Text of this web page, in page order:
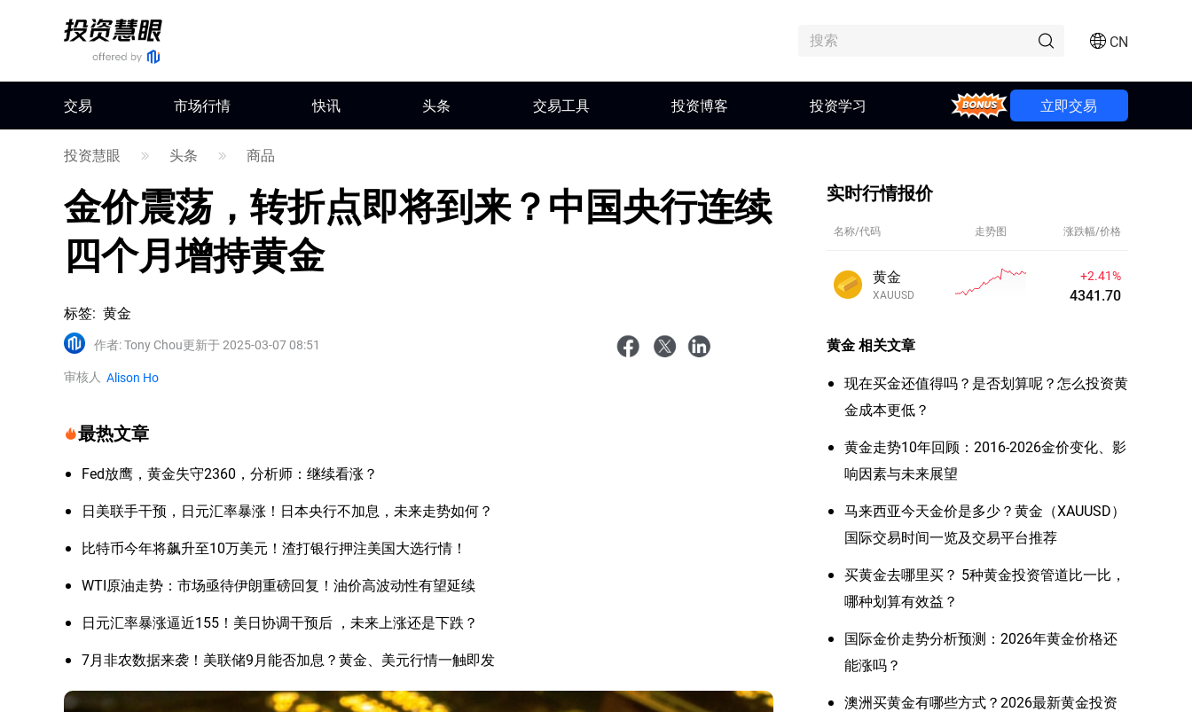
CN
交易 市场行情 快讯 头条 交易工具 投资博客 投资学习 Bonus 立即交易
投资慧眼 头条 商品
金价震荡，转折点即将到来？中国央行连续
四个月增持黄金
标签: 黄金
作者:Tony Chou更新于 2025-03-07 08:51
审核人 Alison Ho
最热文章
Fed放鹰，黄金失守2360，分析师：继续看涨？
日美联手干预，日元汇率暴涨！日本央行不加息，未来走势如何？
比特币今年将飙升至10万美元！渣打银行押注美国大选行情！
WTI原油走势：市场亟待伊朗重磅回复！油价高波动性有望延续
日元汇率暴涨逼近155！美日协调干预后 ，未来上涨还是下跌？
7月非农数据来袭！美联储9月能否加息？黄金、美元行情一触即发
实时行情报价
名称/代码 走势图 涨跌幅/价格
黄金
XAUUSD
+2.41%
4341.70
黄金相关文章
现在买金还值得吗？是否划算呢？怎么投资黄
金成本更低？
黄金走势10年回顾：2016-2026金价变化、影
响因素与未来展望
马来西亚今天金价是多少？黄金（XAUUSD）
国际交易时间一览及交易平台推荐
买黄金去哪里买？ 5种黄金投资管道比一比，
哪种划算有效益？
国际金价走势分析预测：2026年黄金价格还
能涨吗？
澳洲买黄金有哪些方式？2026最新黄金投资